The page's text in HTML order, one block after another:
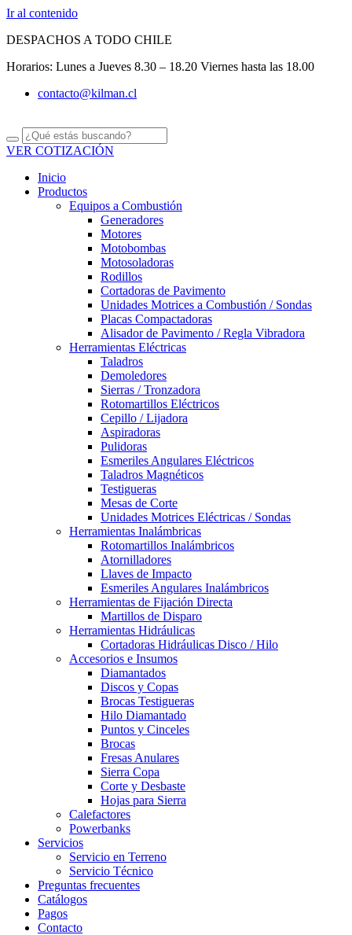
Ir al contenido
DESPACHOS A TODO CHILE
Horarios: Lunes a Jueves 8.30 – 18.20 Viernes hasta las 18.00
contacto@kilman.cl
VER COTIZACIÓN
Inicio
Productos
Equipos a Combustión
Generadores
Motores
Motobombas
Motosoladoras
Rodillos
Cortadoras de Pavimento
Unidades Motrices a Combustión / Sondas
Placas Compactadoras
Alisador de Pavimento / Regla Vibradora
Herramientas Eléctricas
Taladros
Demoledores
Sierras / Tronzadora
Rotomartillos Eléctricos
Cepillo / Lijadora
Aspiradoras
Pulidoras
Esmeriles Angulares Eléctricos
Taladros Magnéticos
Testigueras
Mesas de Corte
Unidades Motrices Eléctricas / Sondas
Herramientas Inalámbricas
Rotomartillos Inalámbricos
Atornilladores
Llaves de Impacto
Esmeriles Angulares Inalámbricos
Herramientas de Fijación Directa
Martillos de Disparo
Herramientas Hidráulicas
Cortadoras Hidráulicas Disco / Hilo
Accesorios e Insumos
Diamantados
Discos y Copas
Brocas Testigueras
Hilo Diamantado
Puntos y Cinceles
Brocas
Fresas Anulares
Sierra Copa
Corte y Desbaste
Hojas para Sierra
Calefactores
Powerbanks
Servicios
Servicio en Terreno
Servicio Técnico
Preguntas frecuentes
Catálogos
Pagos
Contacto